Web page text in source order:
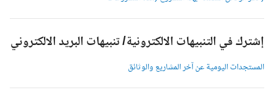
إشترك في التنبيهات الالكترونية/ تنبيهات البريد الالكتروني
المستجدات اليومية عن آخر المشاريع والوثائق